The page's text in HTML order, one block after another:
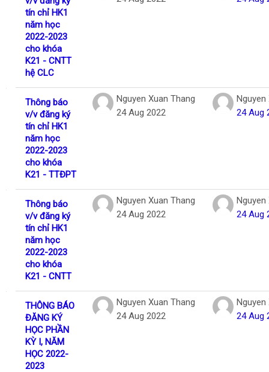
tín chỉ HK1
năm học
2022-2023
cho khóa
K21 - CNTT
hệ CLC
Thông báo
v/v đăng ký
tín chỉ HK1
năm học
2022-2023
cho khóa
K21 - TTĐPT
Nguyen Xuan Thang
24 Aug 2022
Nguyen
24 Aug
Thông báo
v/v đăng ký
tín chỉ HK1
năm học
2022-2023
cho khóa
K21 - CNTT
Nguyen Xuan Thang
24 Aug 2022
Nguyen
24 Aug
THÔNG BÁO
ĐĂNG KÝ
HỌC PHẦN
KỲ I, NĂM
HỌC 2022-
2023
Nguyen Xuan Thang
24 Aug 2022
Nguyen
24 Aug